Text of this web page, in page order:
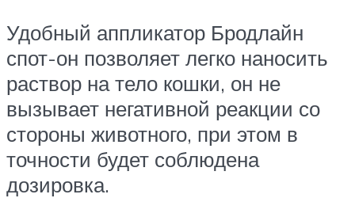
Удобный аппликатор Бродлайн
спот-он позволяет легко наносить
раствор на тело кошки, он не
вызывает негативной реакции со
стороны животного, при этом в
точности будет соблюдена
дозировка.